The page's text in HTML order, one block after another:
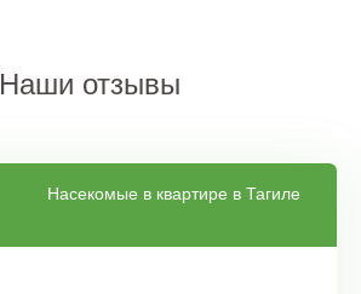
Наши отзывы
Насекомые в квартире в Тагиле